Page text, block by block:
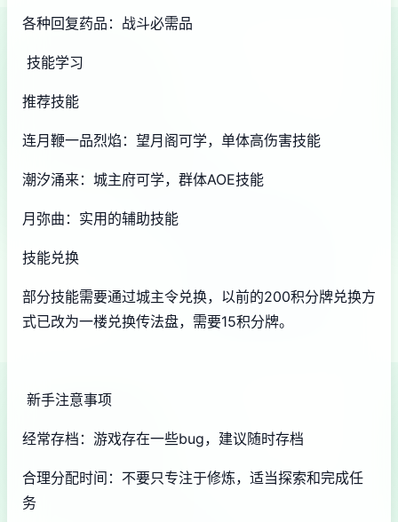
各种回复药品：战斗必需品
技能学习
推荐技能
连月鞭一品烈焰：望月阁可学，单体高伤害技能
潮汐涌来：城主府可学，群体AOE技能
月弥曲：实用的辅助技能
技能兑换
部分技能需要通过城主令兑换，以前的200积分牌兑换方
式已改为一楼兑换传法盘，需要15积分牌。
新手注意事项
经常存档：游戏存在一些bug，建议随时存档
合理分配时间：不要只专注于修炼，适当探索和完成任
务